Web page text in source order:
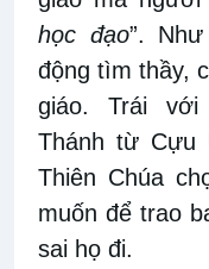
học đạo”.
động tìm thầy,
giáo. Trái
Thánh từ Cựu
Thiên Chúa
muốn để trao
sai họ đi.